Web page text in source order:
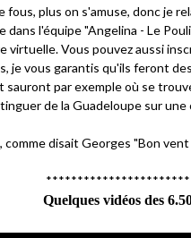
fous, plus on s'amuse, donc je
dans l'équipe "Angelina - Le
virtuelle. Vous pouvez aussi
je vous garantis qu'ils feront
sauront par exemple où se
de la Guadeloupe sur une
comme disait Georges "Bon vent
***********************
Quelques vidéos des